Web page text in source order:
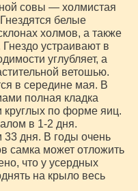
совы — холмистая
белые
холмов, а также
устраивают в
углубляет, а
ветошью.
в середине мая. В
полная кладка
круглых по форме яиц.
в 1-2 дня.
дня. В годы очень
самка может отложить
что у усердных
на крыло весь